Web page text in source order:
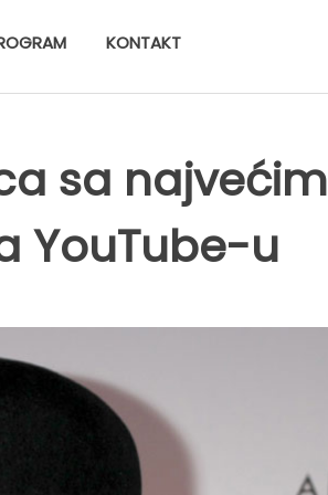
KONTAKT
sa najvećim
YouTube-u